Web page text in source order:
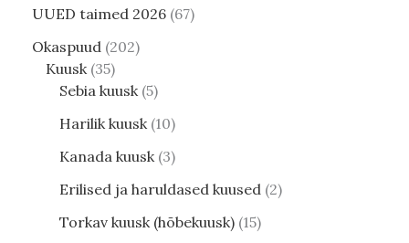
UUED taimed 2026 67
Okaspuud 202
Kuusk 35
Sebia kuusk 5
Harilik kuusk 10
Kanada kuusk 3
Erilised ja haruldased kuused 2
Torkav kuusk (hõbekuusk) 15